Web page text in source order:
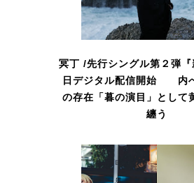
冥丁 /先行シングル第２弾
日デジタル配信開始 内
の存在「暮の演目」として
纏う